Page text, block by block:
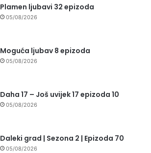
Plamen ljubavi 32 epizoda
05/08/2026
Moguća ljubav 8 epizoda
05/08/2026
Daha 17 – Još uvijek 17 epizoda 10
05/08/2026
Daleki grad | Sezona 2 | Epizoda 70
05/08/2026